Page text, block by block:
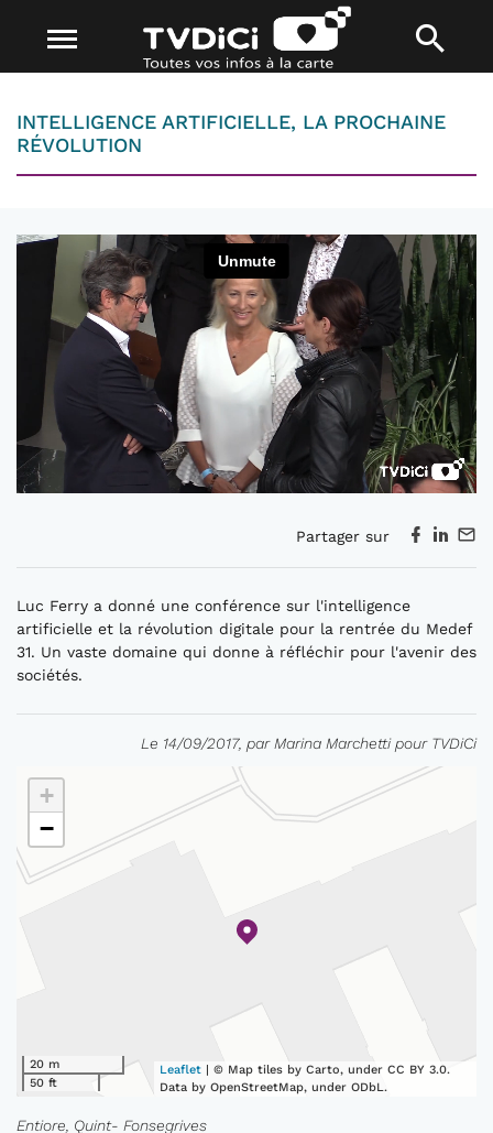
INTELLIGENCE ARTIFICIELLE, LA PROCHAINE
RÉVOLUTION
Partager sur
Luc Ferry a donné une conférence sur l'intelligence
artificielle et la révolution digitale pour la rentrée du Medef
31. Un vaste domaine qui donne à réfléchir pour l'avenir des
sociétés.
Le 14/09/2017, par Marina Marchetti pour TVDiCi
+
−
20 m
50 ft
Leaflet | © Map tiles by Carto, under CC BY 3.0.
Data by OpenStreetMap, under ODbL.
Entiore, Quint- Fonsegrives